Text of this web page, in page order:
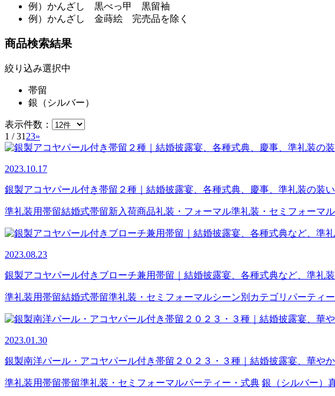
例） かんざし 黒べっ甲 黒留袖
例） かんざし 金蒔絵 完売品を除く
商品検索結果
絞り込み選択中
帯留
銀（シルバー）
表示件数：
1 / 31 23»
2023.10.17
銀製アコヤパール付き帯留２種｜結婚披露宴、各種式典、慶事、準礼装の装い
準礼装用帯留結婚式帯留新入荷商品礼装・フォーマル準礼装・セミフォーマル
2023.08.23
銀製アコヤパール付きブローチ兼用帯留｜結婚披露宴、各種式典など、準礼装
準礼装用帯留結婚式帯留準礼装・セミフォーマルシーン別カテゴリ パーティ
2023.01.30
銀製南洋パール・アコヤパール付き帯留２０２３・３種｜結婚披露宴、華や
準礼装用帯留帯留準礼装・セミフォーマルパーティー・式典 銀（シルバー）